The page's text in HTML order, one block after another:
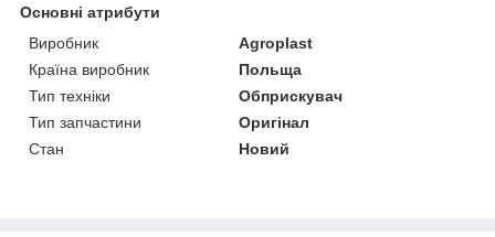
Основні атрибути
Виробник
Agroplast
Країна виробник
Польща
Тип техніки
Обприскувач
Тип запчастини
Оригінал
Стан
Новий